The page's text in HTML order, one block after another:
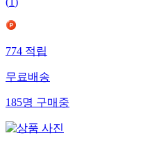
(1)
774적립
무료배송
185명구매중